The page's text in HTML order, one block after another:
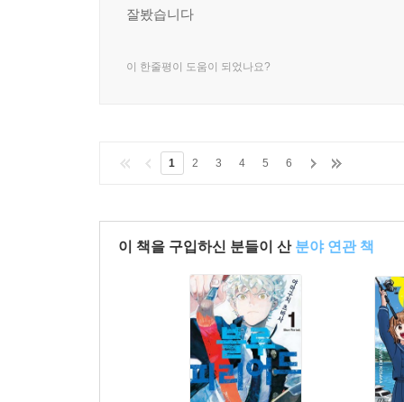
잘봤습니다
이 한줄평이 도움이 되었나요?
1 2 3 4 5 6
이 책을 구입하신 분들이 산 분야 연관 책